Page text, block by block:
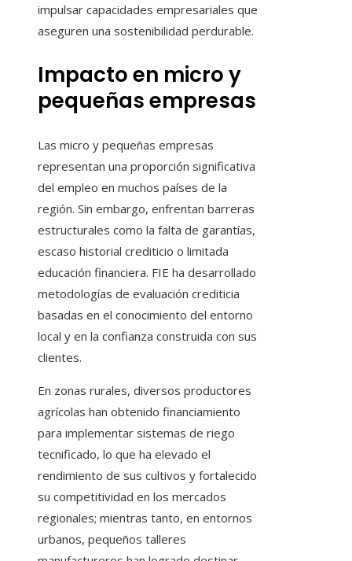
impulsar capacidades empresariales que
aseguren una sostenibilidad perdurable.
Impacto en micro y
pequeñas empresas
Las micro y pequeñas empresas
representan una proporción significativa
del empleo en muchos países de la
región. Sin embargo, enfrentan barreras
estructurales como la falta de garantías,
escaso historial crediticio o limitada
educación financiera. FIE ha desarrollado
metodologías de evaluación crediticia
basadas en el conocimiento del entorno
local y en la confianza construida con sus
clientes.
En zonas rurales, diversos productores
agrícolas han obtenido financiamiento
para implementar sistemas de riego
tecnificado, lo que ha elevado el
rendimiento de sus cultivos y fortalecido
su competitividad en los mercados
regionales; mientras tanto, en entornos
urbanos, pequeños talleres